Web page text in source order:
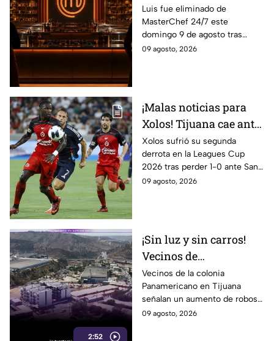
de agosto? Este
participante quedó
eliminado
Luis fue eliminado de
MasterChef 24/7 este
domingo 9 de agosto tras
enfrentarse a Ixdit y Michelle
09 agosto, 2026
¡Malas noticias para
Xolos! Tijuana cae ante
San Diego FC y
complica su camino en
la Leagues Cup 2026
Xolos sufrió su segunda
derrota en la Leagues Cup
2026 tras perder 1-0 ante San
Diego FC. Tijuana todavía tiene
09 agosto, 2026
2:52
¡Sin luz y sin carros!
Vecinos de
Panamericano en
Tijuana viven bajo la
inseguridad
Vecinos de la colonia
Panamericano en Tijuana
señalan un aumento de robos
durante los últimos tres
09 agosto, 2026